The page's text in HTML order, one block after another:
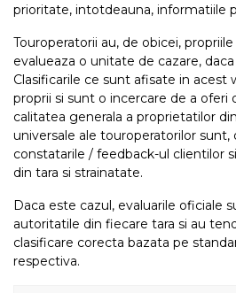
prioritate, intotdeauna, informatiile
Touroperatorii au, de obicei,
evalueaza o unitate de cazare,
Clasificarile ce sunt afisate in acest
proprii si sunt o incercare de a oferi
calitatea generala a proprietatilor
universale ale touroperatorilor sunt,
constatarile / feedback-ul clientilor
din tara si strainatate.
Daca este cazul, evaluarile oficiale
autoritatile din fiecare tara si au
clasificare corecta bazata pe
respectiva.